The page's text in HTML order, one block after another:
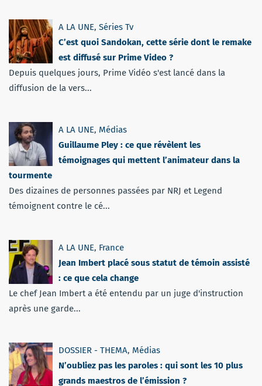
A LA UNE, Séries Tv
C’est quoi Sandokan, cette série dont le remake
est diffusé sur Prime Video ?
Depuis quelques jours, Prime Vidéo s'est lancé dans la
diffusion de la vers...
A LA UNE, Médias
Guillaume Pley : ce que révèlent les
témoignages qui mettent l’animateur dans la
tourmente
Des dizaines de personnes passées par NRJ et Legend
témoignent contre le cé...
A LA UNE, France
Jean Imbert placé sous statut de témoin assisté
: ce que cela change
Le chef Jean Imbert a été entendu par un juge d'instruction
après une garde...
DOSSIER - THEMA, Médias
N’oubliez pas les paroles : qui sont les 10 plus
grands maestros de l’émission ?